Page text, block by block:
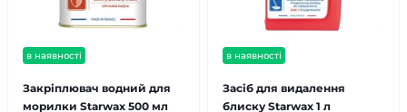
в наявності
Закріплювач водний для
морилки Starwax 500 мл
в наявності
Засіб для видалення
блиску Starwax 1 л